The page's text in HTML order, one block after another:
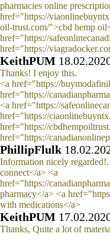
pharmacies online
href="https://
oil-trust.com/">cbd hemp
href="https://
href="https://
KeithPUM
Thanks! I enjoy this.
<a href="https://
href="https://
<a href="https://
href="https://
href="https://
href="https://
PhillipFlulk
Information nicely
connect</a> <a
href="https://
pharmacy</a> <a
with medications</a>
KeithPUM
Thanks, Quite a lot of